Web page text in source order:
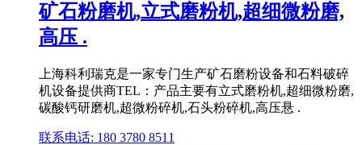
矿石粉磨机,立式磨粉机,超细微粉磨,
高压 .
上海科利瑞克是一家专门生产矿石磨粉设备和石料破碎
机设备提供商TEL：产品主要有立式磨粉机,超细微粉磨,
碳酸钙研磨机,超微粉碎机,石头粉碎机,高压悬 .
联系电话: 180 3780 8511